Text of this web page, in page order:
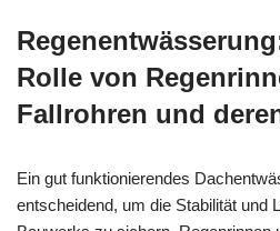
Rolle von
Fallrohren und
Ein gut funktionierendes
entscheidend, um die Stabilität und